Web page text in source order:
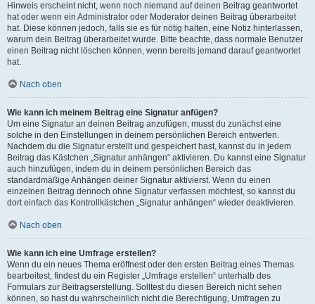
Hinweis erscheint nicht, wenn noch niemand auf deinen Beitrag geantwortet
hat oder wenn ein Administrator oder Moderator deinen Beitrag überarbeitet
hat. Diese können jedoch, falls sie es für nötig halten, eine Notiz hinterlassen,
warum dein Beitrag überarbeitet wurde. Bitte beachte, dass normale Benutzer
einen Beitrag nicht löschen können, wenn bereits jemand darauf geantwortet
hat.
Nach oben
Wie kann ich meinem Beitrag eine Signatur anfügen?
Um eine Signatur an deinen Beitrag anzufügen, musst du zunächst eine
solche in den Einstellungen in deinem persönlichen Bereich entwerfen.
Nachdem du die Signatur erstellt und gespeichert hast, kannst du in jedem
Beitrag das Kästchen „Signatur anhängen“ aktivieren. Du kannst eine Signatur
auch hinzufügen, indem du in deinem persönlichen Bereich das
standardmäßige Anhängen deiner Signatur aktivierst. Wenn du einen
einzelnen Beitrag dennoch ohne Signatur verfassen möchtest, so kannst du
dort einfach das Kontrollkästchen „Signatur anhängen“ wieder deaktivieren.
Nach oben
Wie kann ich eine Umfrage erstellen?
Wenn du ein neues Thema eröffnest oder den ersten Beitrag eines Themas
bearbeitest, findest du ein Register „Umfrage erstellen“ unterhalb des
Formulars zur Beitragserstellung. Solltest du diesen Bereich nicht sehen
können, so hast du wahrscheinlich nicht die Berechtigung, Umfragen zu